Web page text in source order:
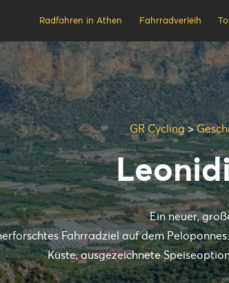
Radfahren in Athen Fahrradverleih
GR Cycling>
Ein neuer,
Fahrradziel auf dem
Küste, ausgezeichnete